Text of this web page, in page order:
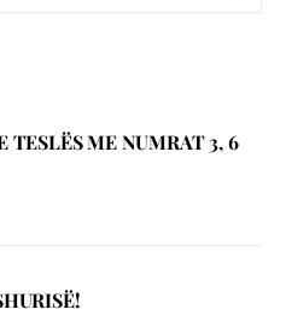
TESLËS ME NUMRAT 3, 6